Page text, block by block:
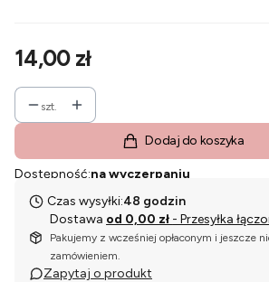
Cena
14,00 zł
szt.
Dodaj do koszyka
Dostępność:na wyczerpaniu
Czas wysyłki:48 godzin
Dostawa od 0,00 zł - Przesyłka
Pakujemy z wcześniej opłaconym i jeszcze
zamówieniem.
Zapytaj o produkt